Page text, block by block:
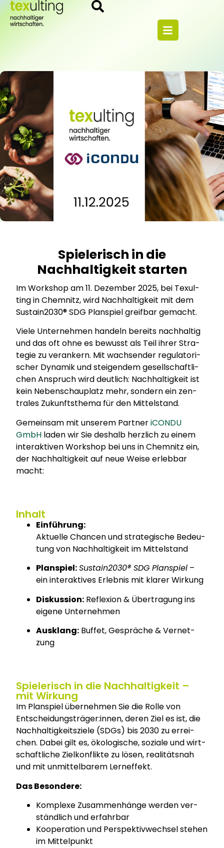
Spielerisch in die
Nachhaltigkeit starten
Im Work­shop am 11. Dezem­ber 2025, bei Texul­
ting in Chem­nitz, wird Nach­hal­tig­keit mit dem
Sustain2030® SDG Plan­spiel greif­bar gemacht.
Vie­le Unter­neh­men han­deln bereits nach­hal­tig
und das oft ohne es bewusst als Teil ihrer Stra­
te­gie zu ver­an­kern. Mit wach­sen­der regu­la­to­ri­
scher Dyna­mik und stei­gen­dem gesell­schaft­li­
chen Anspruch wird deut­lich: Nach­hal­tig­keit ist
kein Neben­schau­platz mehr, son­dern ein zen­
tra­les Zukunfts­the­ma für den Mit­tel­stand.
Gemein­sam mit unse­rem Part­neriCON­DU
GmbH laden wir Sie des­halb herz­lich zu einem
inter­ak­ti­ven Work­shop bei uns in Chem­nitz ein,
der Nach­hal­tig­keit auf neue Wei­se erleb­bar
macht:
Inhalt
Ein­füh­rung:
Aktu­el­le Chan­cen und stra­te­gi­sche Bedeu­
tung von Nach­hal­tig­keit im Mit­tel­stand
Plan­spiel:Sustain2030® SDG Plan­spiel –
ein inter­ak­ti­ves Erleb­nis mit kla­rer Wir­kung
Dis­kus­si­on: Refle­xi­on & Über­tra­gung ins
eige­ne Unter­neh­men
Aus­klang: Buf­fet, Gesprä­che & Ver­net­
zung
Spielerisch in die Nachhaltigkeit –
mit Wirkung
Im Plan­spiel über­neh­men Sie die Rol­le von
Entscheidungsträger:innen, deren Ziel es ist, die
Nach­hal­tig­keits­zie­le (SDGs) bis 2030 zu errei­
chen. Dabei gilt es, öko­lo­gi­sche, sozia­le und wirt­
schaft­li­che Ziel­kon­flik­te zu lösen, rea­li­täts­nah
und mit unmit­tel­ba­rem Lern­ef­fekt.
Das Beson­de­re:
Kom­ple­xe Zusam­men­hän­ge wer­den ver­
ständ­lich und erfahr­bar
Koope­ra­ti­on und Per­spek­tiv­wech­sel ste­hen
im Mit­tel­punkt